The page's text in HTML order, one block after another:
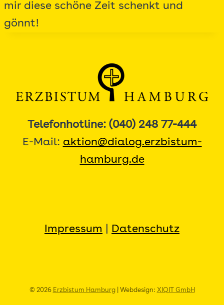
mir diese schöne Zeit schenkt und
gönnt!
Telefonhotline: (040) 248 77-444
E-Mail: aktion@dialog.erzbistum-
hamburg.de
Impressum Datenschutz
© 2026 Erzbistum Hamburg| Webdesign: XIQIT GmbH